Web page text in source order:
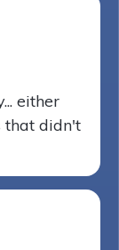
either
that didn't